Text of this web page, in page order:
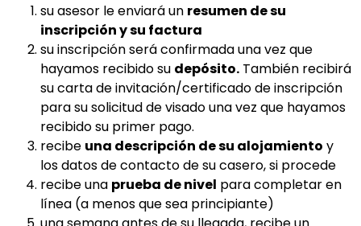
su asesor le enviará un resumen de su
inscripción y su factura
su inscripción será confirmada una vez que
hayamos recibido su depósito. También recibirá
su carta de invitación/certificado de inscripción
para su solicitud de visado una vez que hayamos
recibido su primer pago.
recibe una descripción de su alojamiento y
los datos de contacto de su casero, si procede
recibe una prueba de nivel para completar en
línea (a menos que sea principiante)